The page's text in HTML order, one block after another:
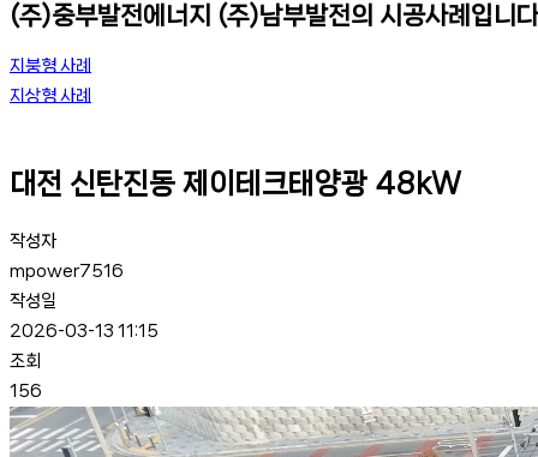
(주)중부발전에너지 (주)남부발전의 시공사례입니
지붕형 사례
지상형 사례
대전 신탄진동 제이테크태양광 48kW
작성자
mpower7516
작성일
2026-03-13 11:15
조회
156